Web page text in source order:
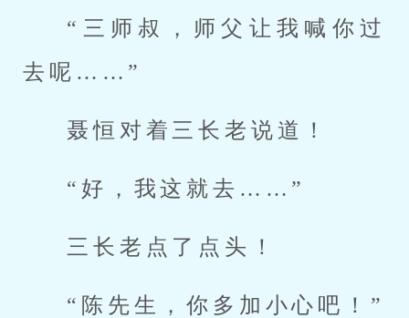
“三师叔，师父让我喊你过
去呢……”
聂恒对着三长老说道！
“好，我这就去……”
三长老点了点头！
“陈先生，你多加小心吧！”